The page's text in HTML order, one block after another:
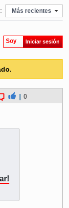
Más recientes
Soy Iniciar sesión
0